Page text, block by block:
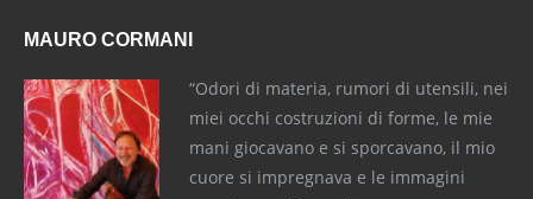
MAURO CORMANI
“Odori di materia, rumori di utensili, nei
miei occhi costruzioni di forme, le mie
mani giocavano e si sporcavano, il mio
cuore si impregnava e le immagini